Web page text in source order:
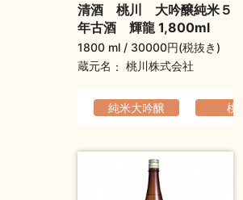
清酒 桃川 大吟醸純米５
年古酒 輝龍 1,800ml
1800 ml
30000円(税抜き)
蔵元名
桃川株式会社
純米大吟醸 桃川